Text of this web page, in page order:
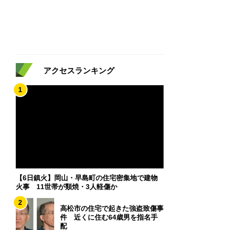
アクセスランキング
1
【6日鎮火】岡山・早島町の住宅密集地で建物
火事 11世帯が類焼・3人軽傷か
2
高松市の住宅で起きた強盗致傷事
件 近くに住む64歳男を指名手
配